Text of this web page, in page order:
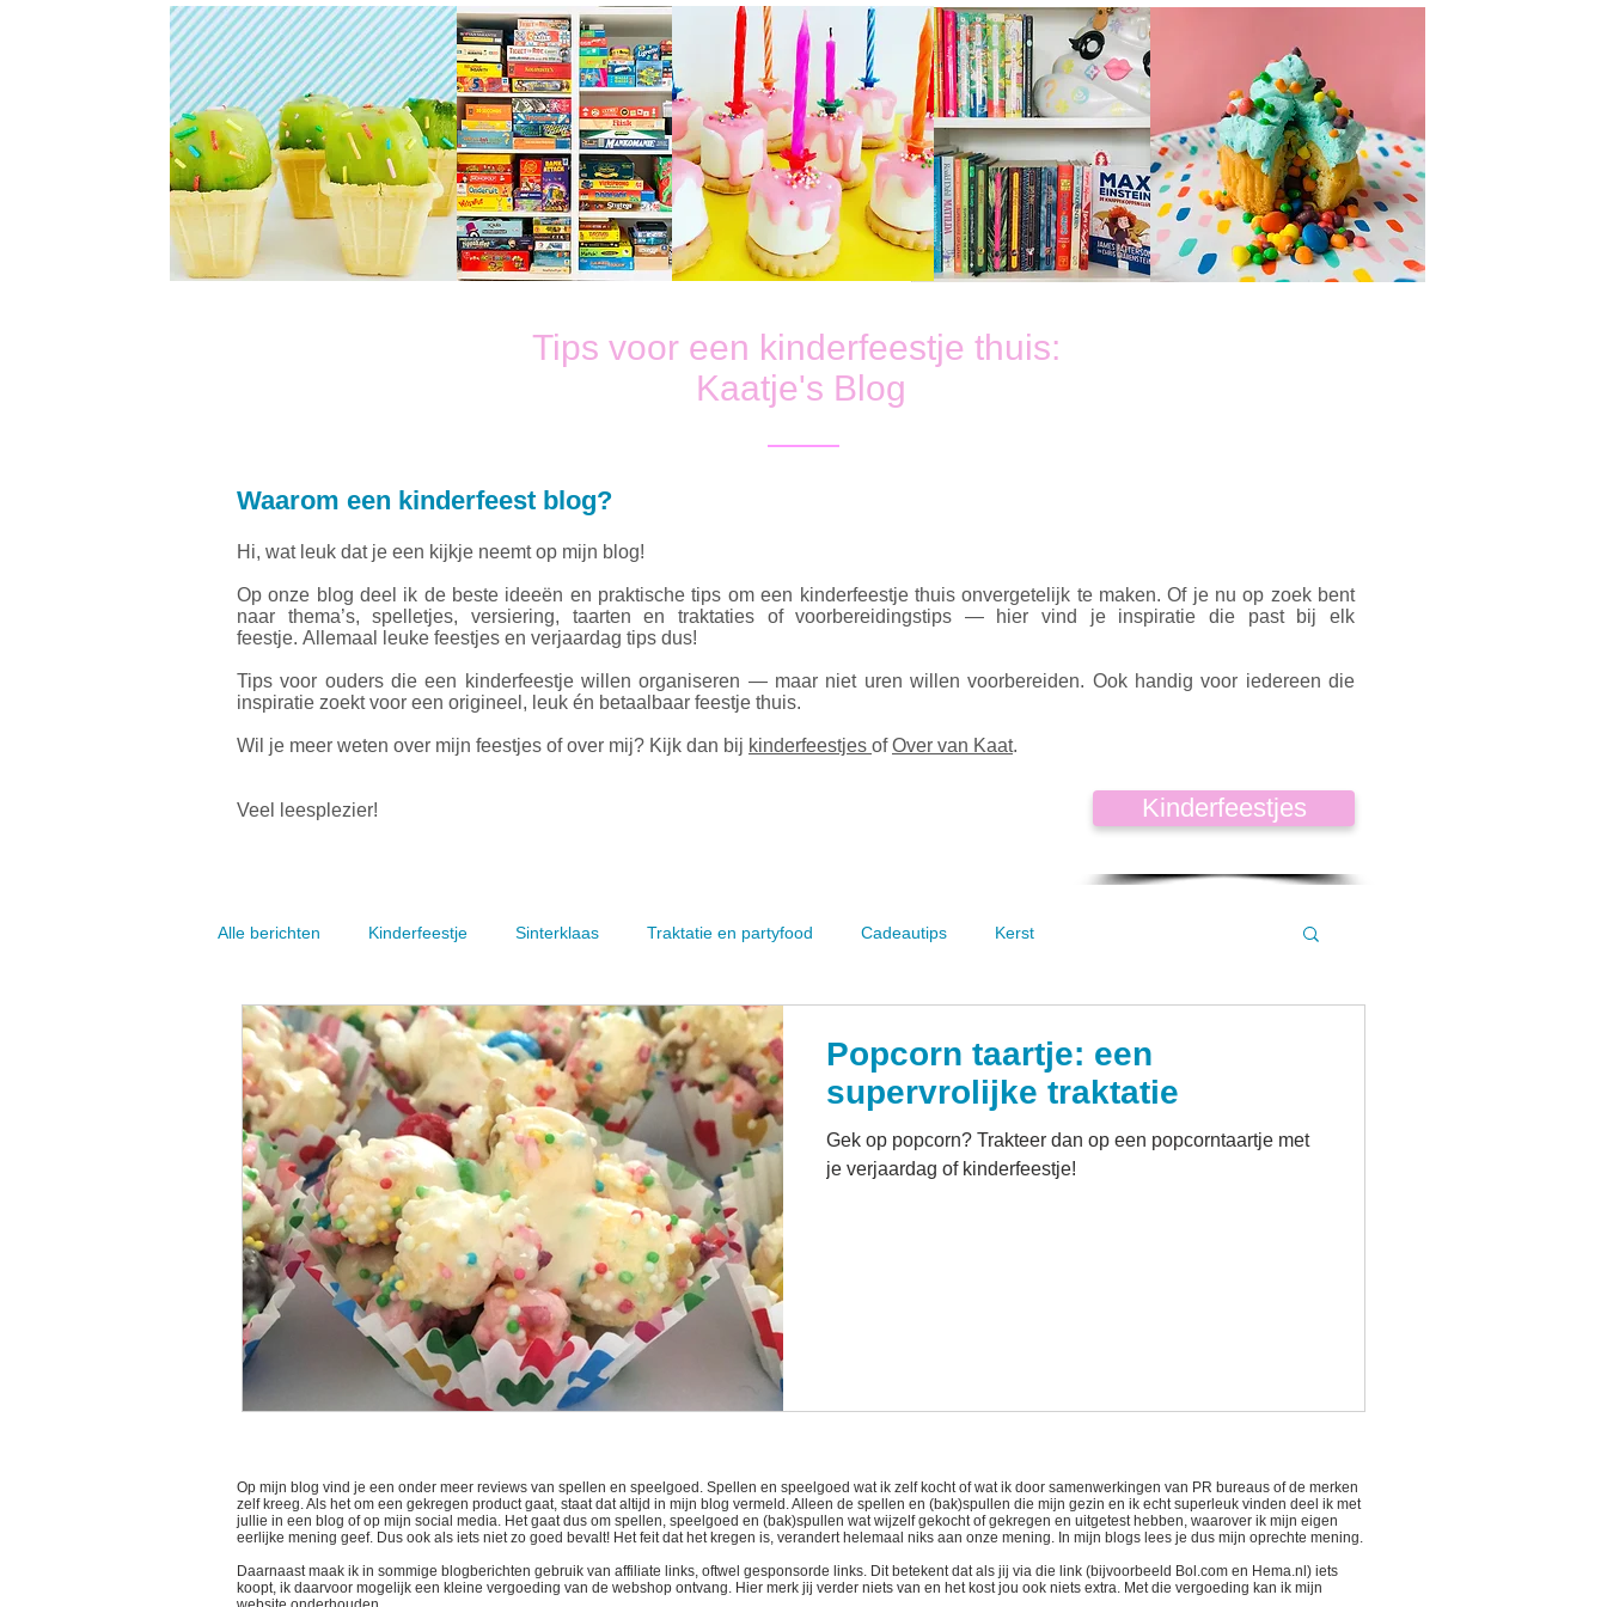
Tips voor een kinderfeestje thuis:
Kaatje's Blog
Waarom een kinderfeest blog?
Hi, wat leuk dat je een kijkje neemt op mijn blog!
Op onze blog deel ik de beste ideeën en praktische tips om een kinderfeestje thuis onvergetelijk te maken. Of je nu op zoek bent
naar thema’s, spelletjes, versiering, taarten en traktaties of voorbereidingstips — hier vind je inspiratie die past bij elk
feestje. Allemaal leuke feestjes en verjaardag tips dus!
Tips voor ouders die een kinderfeestje willen organiseren — maar niet uren willen voorbereiden. Ook handig voor iedereen die
inspiratie zoekt voor een origineel, leuk én betaalbaar feestje thuis.
Wil je meer weten over mijn feestjes of over mij? Kijk dan bij kinderfeestjes ofOver van Kaat.
Veel leesplezier! Kinderfeestjes
Alle berichten Kinderfeestje Sinterklaas Traktatie en partyfood Cadeautips Kerst
Popcorn taartje: een
supervrolijke traktatie
Gek op popcorn? Trakteer dan op een popcorntaartje met
je verjaardag of kinderfeestje!
Op mijn blog vind je een onder meer reviews van spellen en speelgoed. Spellen en speelgoed wat ik zelf kocht of wat ik door samenwerkingen van PR bureaus of de merken
zelf kreeg. Als het om een gekregen product gaat, staat dat altijd in mijn blog vermeld. Alleen de spellen en (bak)spullen die mijn gezin en ik echt superleuk vinden deel ik met
jullie in een blog of op mijn social media. Het gaat dus om spellen, speelgoed en (bak)spullen wat wijzelf gekocht of gekregen en uitgetest hebben, waarover ik mijn eigen
eerlijke mening geef. Dus ook als iets niet zo goed bevalt! Het feit dat het kregen is, verandert helemaal niks aan onze mening. In mijn blogs lees je dus mijn oprechte mening.
Daarnaast maak ik in sommige blogberichten gebruik van affiliate links, oftwel gesponsorde links. Dit betekent dat als jij via die link (bijvoorbeeld Bol.com en Hema.nl) iets
koopt, ik daarvoor mogelijk een kleine vergoeding van de webshop ontvang. Hier merk jij verder niets van en het kost jou ook niets extra. Met die vergoeding kan ik mijn